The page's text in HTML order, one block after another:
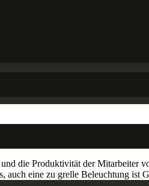
die Produktivität der Mitarbeiter
auch eine zu grelle Beleuchtung ist